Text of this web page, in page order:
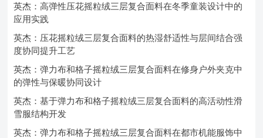
英杰：高弹性压花摇粒绒三层复合面料在冬季童装设计中的
应用实践
英杰：压花摇粒绒三层复合面料的热湿舒适性与层间结合强
度协同提升工艺
英杰：弹力布和格子摇粒绒三层复合面料在修身户外夹克中
的弹性与保暖协同设计
英杰：基于弹力布和格子摇粒绒三层复合面料的高活动性滑
雪服结构开发
英杰：弹力布和格子摇粒绒三层复合面料在都市机能服饰中